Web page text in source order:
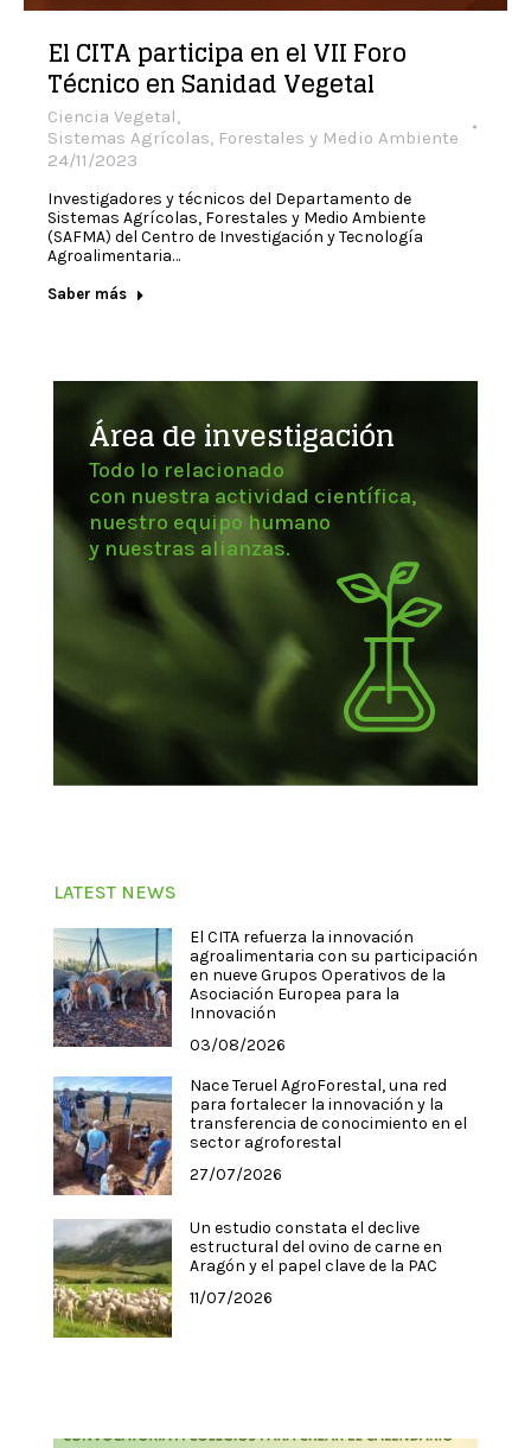
El CITA participa en el VII Foro
Técnico en Sanidad Vegetal
Ciencia Vegetal,
Sistemas Agrícolas, Forestales y Medio Ambiente
24/11/2023
Investigadores y técnicos del Departamento de
Sistemas Agrícolas, Forestales y Medio Ambiente
(SAFMA) del Centro de Investigación y Tecnología
Agroalimentaria…
Saber más
Área de investigación
Todo lo relacionado
con nuestra actividad científica,
nuestro equipo humano
y nuestras alianzas.
LATEST NEWS
El CITA refuerza la innovación
agroalimentaria con su participación
en nueve Grupos Operativos de la
Asociación Europea para la
Innovación
03/08/2026
Nace Teruel AgroForestal, una red
para fortalecer la innovación y la
transferencia de conocimiento en el
sector agroforestal
27/07/2026
Un estudio constata el declive
estructural del ovino de carne en
Aragón y el papel clave de la PAC
11/07/2026